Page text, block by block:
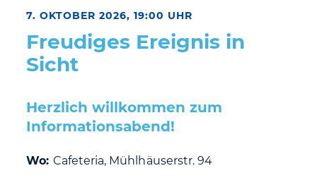
7. OKTOBER 2026, 19:00 UHR
Freudiges Ereignis in
Sicht
Herzlich willkommen zum
Informationsabend!
Wo: Cafeteria, Mühlhäuserstr. 94